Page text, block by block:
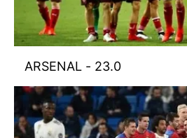
ARSENAL - 23.0